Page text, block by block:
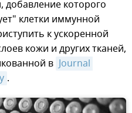
которого
клетки иммунной
к ускоренной
кожи и других тканей,
в Journal
.